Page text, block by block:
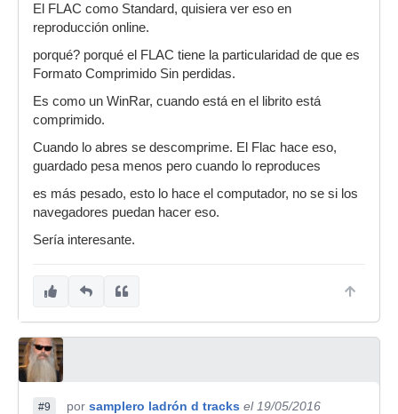
El FLAC como Standard, quisiera ver eso en
reproducción online.
porqué? porqué el FLAC tiene la particularidad de que es
Formato Comprimido Sin perdidas.
Es como un WinRar, cuando está en el librito está
comprimido.
Cuando lo abres se descomprime. El Flac hace eso,
guardado pesa menos pero cuando lo reproduces
es más pesado, esto lo hace el computador, no se si los
navegadores puedan hacer eso.
Sería interesante.
#9 por samplero ladrón d tracks el 19/05/2016